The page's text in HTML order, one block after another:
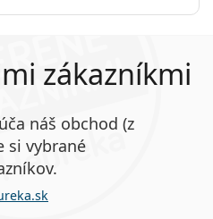
zákazníkmi
náš obchod (z
si vybrané